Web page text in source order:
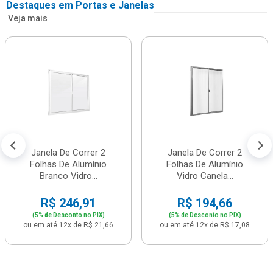
Destaques em Portas e Janelas
Veja mais
Janela De Correr 2
Folhas De Alumínio
Branco Vidro...
R$ 246,91
(5% de Desconto no PIX)
ou em até 12x de R$ 21,66
Janela De Correr 2
Folhas De Alumínio
Vidro Canela...
R$ 194,66
(5% de Desconto no PIX)
ou em até 12x de R$ 17,08